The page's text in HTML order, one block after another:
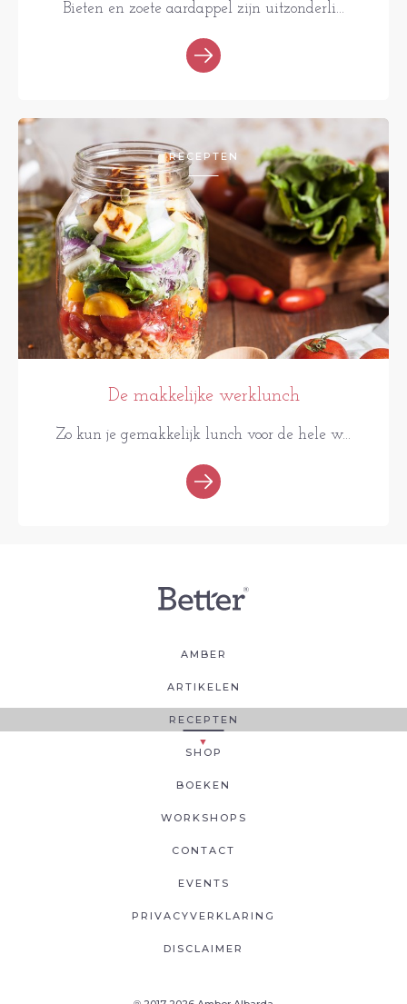
Bieten en zoete aardappel zijn uitzonderli...
RECEPTEN
De makkelijke werklunch
Zo kun je gemakkelijk lunch voor de hele w...
AMBER
ARTIKELEN
RECEPTEN
SHOP
BOEKEN
WORKSHOPS
CONTACT
EVENTS
PRIVACYVERKLARING
DISCLAIMER